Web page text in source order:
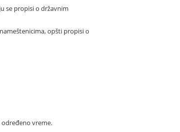
se propisi o državnim
opšti propisi o
vreme.